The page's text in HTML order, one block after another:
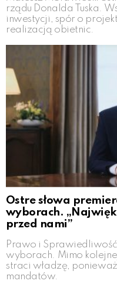
rządu Donalda Tuska.
inwestycji, spór o
realizacją obietnic.
Ostre słowa
wyborach.
przed nami”
Prawo i
wyborach. Mimo
straci władzę,
mandatów.